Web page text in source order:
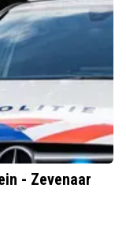
- Zevenaar